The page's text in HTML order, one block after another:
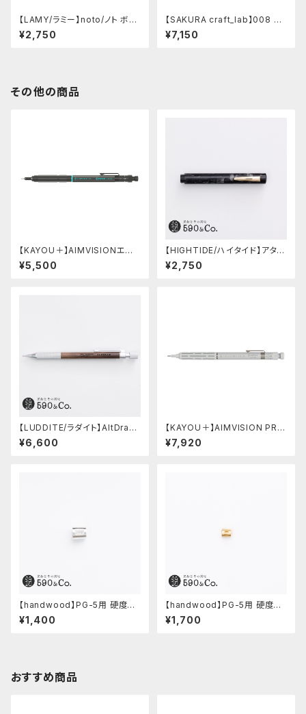
【LAMY/ラミー】noto/ノト ボー
ルペン・限定色 (オールブラック)
¥2,750
【SAKURA craft_lab】008 ゲ
ルインキボールペン (アシッドピ
ンク)
¥7,150
その他の商品
【KAYOU＋】AIMVISIONエイ
ムビジョン (ストーンブラック)
¥5,500
【HIGHTIDE/ハイタイド】アタシ
ェ マーブル万年筆 (ブラック)
¥2,750
【LUDDITE/ラダイト】AltDraw
0.5 シルバー(ウォルナット)
¥6,600
【KAYOU＋】AIMVISION PR
O/エイムビジョンプロ (スノー
ホワイト)
¥7,920
【handwood】PG-5用 硬度表
示窓 (アルミ/長方形)
¥1,400
【handwood】PG-5用 硬度表
示窓 (真鍮/丸窓)
¥1,700
おすすめ商品